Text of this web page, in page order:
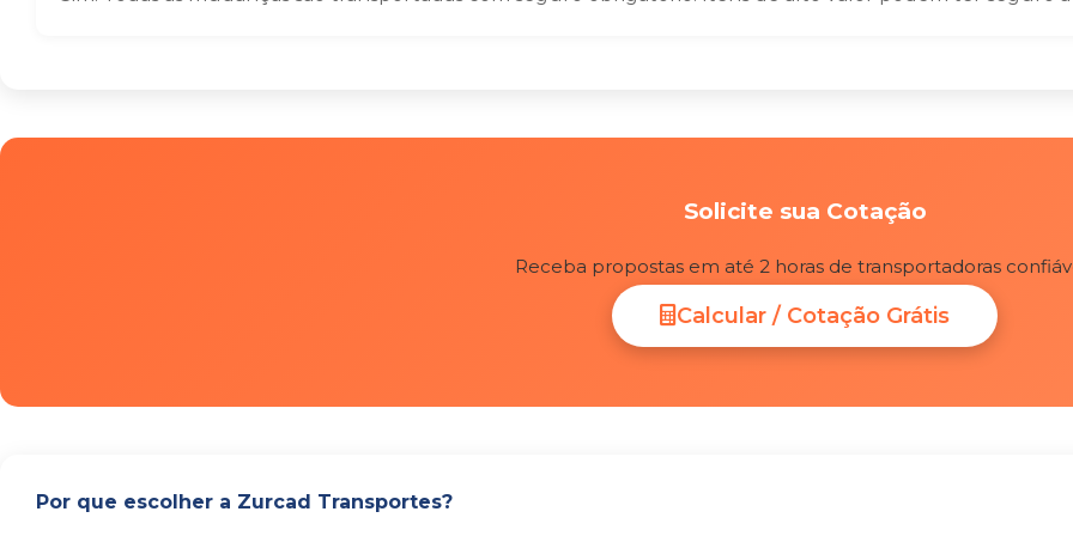
Solicite sua Cotação
Receba propostas em até 2 horas de transportadoras
Calcular / Cotação Grátis
Por que escolher a Zurcad Transportes?